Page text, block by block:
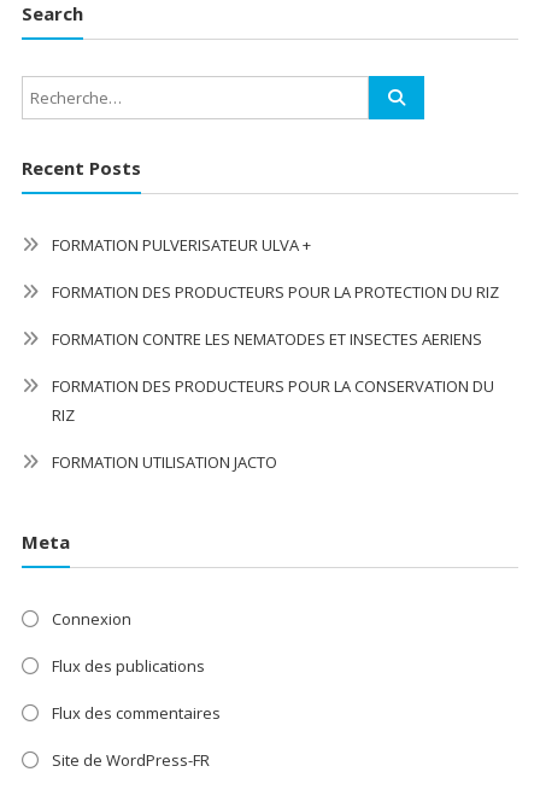
Search
Recent Posts
FORMATION PULVERISATEUR ULVA +
FORMATION DES PRODUCTEURS POUR LA PROTECTION DU RIZ
FORMATION CONTRE LES NEMATODES ET INSECTES AERIENS
FORMATION DES PRODUCTEURS POUR LA CONSERVATION DU
RIZ
FORMATION UTILISATION JACTO
Meta
Connexion
Flux des publications
Flux des commentaires
Site de WordPress-FR